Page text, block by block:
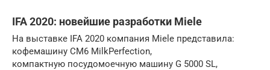
IFA 2020: новейшие разработки Miele
На выставке IFA 2020 компания Miele представила:
кофемашину CM6 MilkPerfection,
компактную посудомоечную машину G 5000 SL,